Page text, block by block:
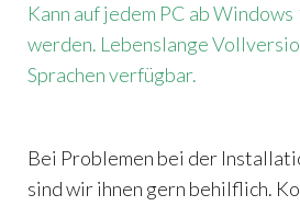
Kann auf jedem PC ab
werden. Lebenslange
Sprachen verfügbar.
Bei Problemen bei der
sind wir ihnen gern behilflich.